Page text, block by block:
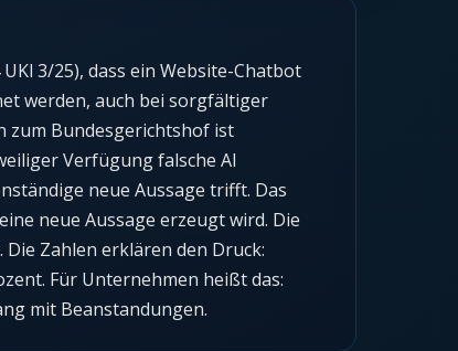
3/25), dass ein Website-Chatbot
werden, auch bei sorgfältiger
zum Bundesgerichtshof ist
Verfügung falsche AI
neue Aussage trifft. Das
neue Aussage erzeugt wird. Die
Zahlen erklären den Druck:
Für Unternehmen heißt das:
mit Beanstandungen.